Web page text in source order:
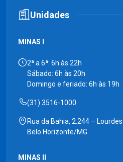
Unidades
MINAS I
2ª a 6ª: 6h às 22h
Sábado: 6h às 20h
Domingo e feriado: 6h às 19h
(31) 3516-1000
Rua da Bahia, 2.244 –
Belo Horizonte/MG
MINAS II